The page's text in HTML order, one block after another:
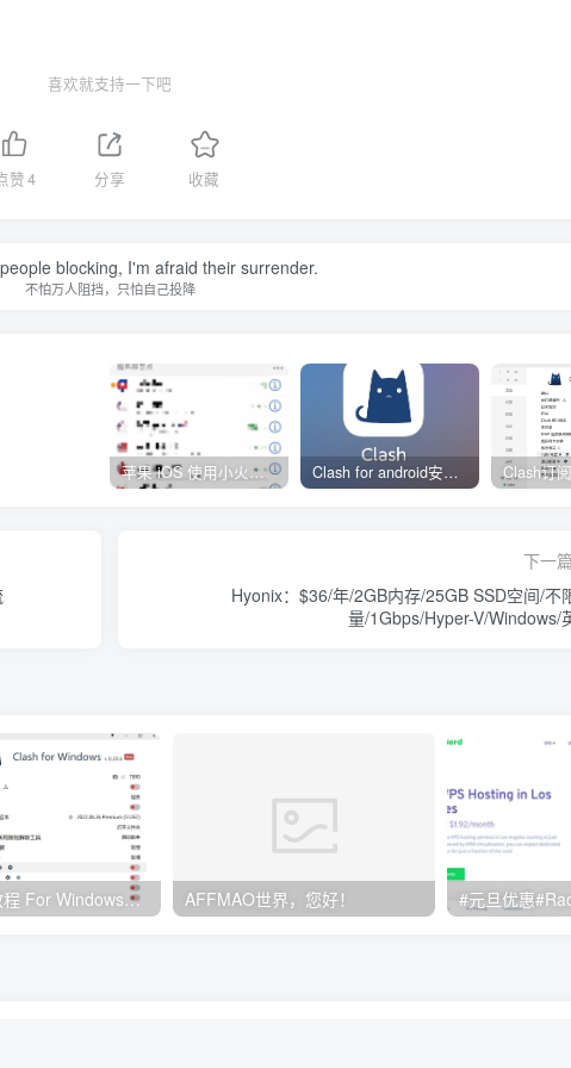
喜欢就支持一下吧
赞4 分享 收藏
blocking, I'm afraid their surrender.
不怕万人阻挡，只怕自己投降
苹果 iOS 使用小火箭(shadowrocket)新手教程 Clash for android安卓客户端保姆级新手使用教程
下一篇
Hyonix：$36/年/2GB内存/25GB SSD空间/不
量/1Gbps/Hyper-V/Windows/
Clash订阅教程 For Windows中文使用图文教程 AFFMAO世界，您好！